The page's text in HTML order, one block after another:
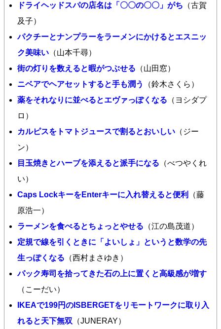
ドライヘッドスパの店名は「〇〇の〇〇」がち （古賀
及子）
パクチーとナンプラーをラーメンにかけるとエスニッ
ク美味い （山本千尋）
街の灯りを数えると暇がつぶせる （山田窓）
ニベアでヘアセットすると手も潤う
（鈴木さくら）
薬をそれなりに並べるとエヴァっぽくなる （ヨシダプ
ロ）
カルピスをトマトジュースで割るとおいしい （ジー
ン）
目玉焼きとハーブを添えると派手になる （べつやくれ
い）
Caps LockキーをEnterキーに入れ替えると便利
（藤
原浩一）
ラーメンを食べるとちょっとやせる （江の島茂道）
定規で線を引くときに「よいしょ」というと数学の先
生っぽくなる （西村まさゆき）
パック寿司を拾ってきた石の上に置くと高級感が増す
（こーだい）
IKEAで199円のISBERGETをリモートワークに取り入
れると天下無双 （JUNERAY）